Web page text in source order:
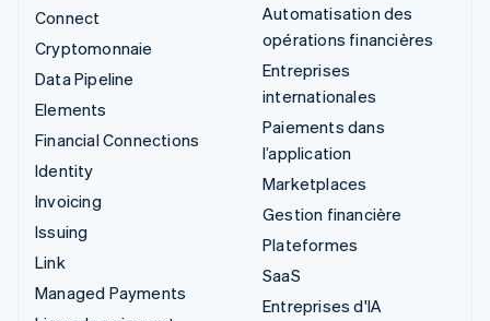
Connect
Cryptomonnaie
Data Pipeline
Elements
Financial Connections
Identity
Invoicing
Issuing
Link
Managed Payments
Automatisation des
opérations financières
Entreprises
internationales
Paiements dans
l’application
Marketplaces
Gestion financière
Plateformes
SaaS
Entreprises d'IA